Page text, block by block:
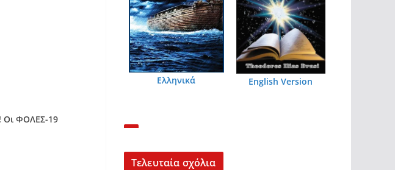
Οι ΦΟΛΕΣ-19
Ελληνικά English Version
Τελευταία σχόλια